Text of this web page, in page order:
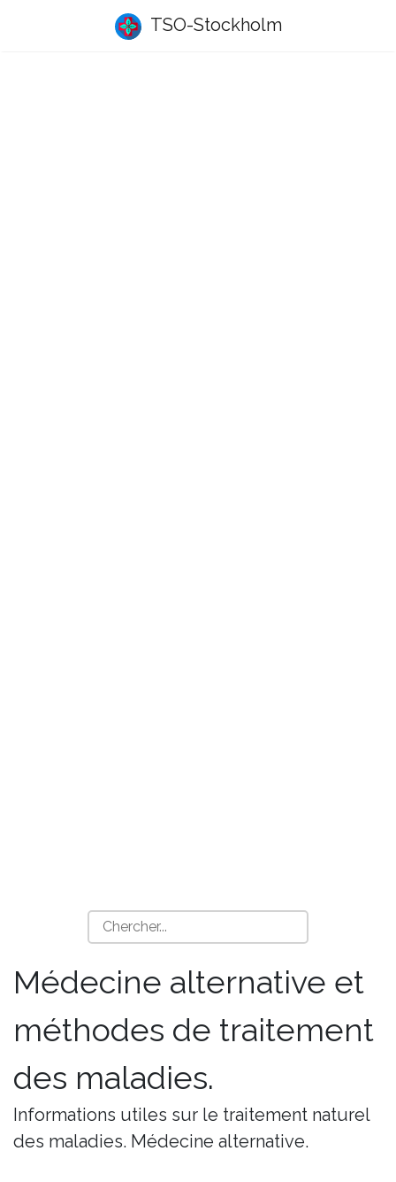
TSO-Stockholm
Médecine alternative et
méthodes de traitement
des maladies.
Informations utiles sur le traitement naturel
des maladies. Médecine alternative.